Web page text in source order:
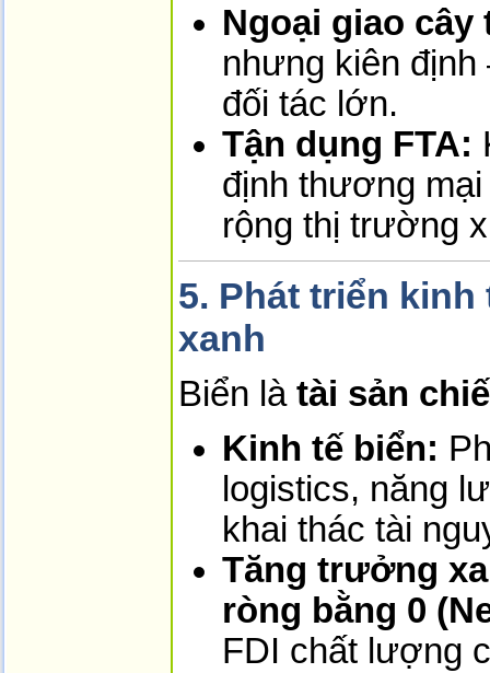
Ngoại giao cây
nhưng kiên
đối tác lớn.
Tận dụng FTA:
định thương
rộng thị trường
5. Phát triển
xanh
Biển là tài sản
Kinh tế biển:
logistics, năng
khai thác tài
Tăng trưởng
ròng bằng 0
FDI chất lượng